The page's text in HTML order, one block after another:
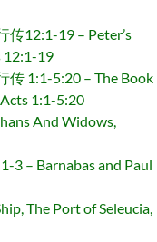
12:1-19 – Peter’s
12:1-19
传 1:1-5:20 – The Book
1:1-5:20
And Widows,
3 – Barnabas and Paul
The Port of Seleucia,